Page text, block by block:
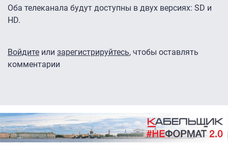
Оба телеканала будут доступны в двух версиях: SD и
HD.
Войдите или зарегистрируйтесь, чтобы оставлять
комментарии